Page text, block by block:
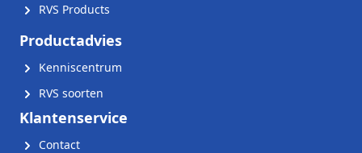
RVS Products
Productadvies
Kenniscentrum
RVS soorten
Klantenservice
Contact